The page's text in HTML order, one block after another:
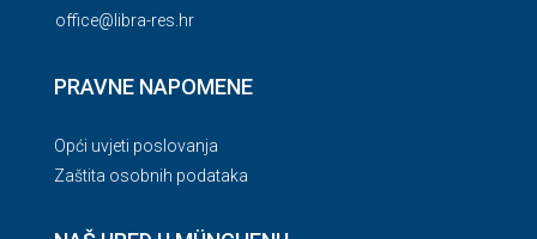
office@libra-res.hr
PRAVNE NAPOMENE
Opći uvjeti poslovanja
Zaštita osobnih podataka